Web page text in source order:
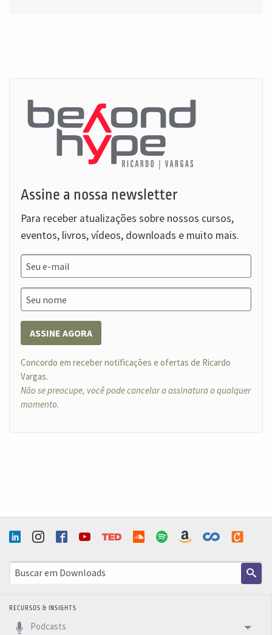
Assine a nossa newsletter
Para receber atualizações sobre nossos cursos,
eventos, livros, vídeos, downloads e muito mais.
ASSINE AGORA
Concordo em receber notificações e ofertas de Ricardo
Vargas.
Não se preocupe, você pode cancelar a assinatura a qualquer
momento.
RECURSOS & INSIGHTS
Podcasts